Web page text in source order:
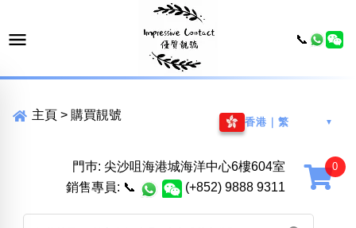
主頁 > 購買靚號
香港｜繁 ▼
門巿: 尖沙咀海港城海洋中心6樓604室
銷售專員: 📞 (+852) 9888 9311
📞